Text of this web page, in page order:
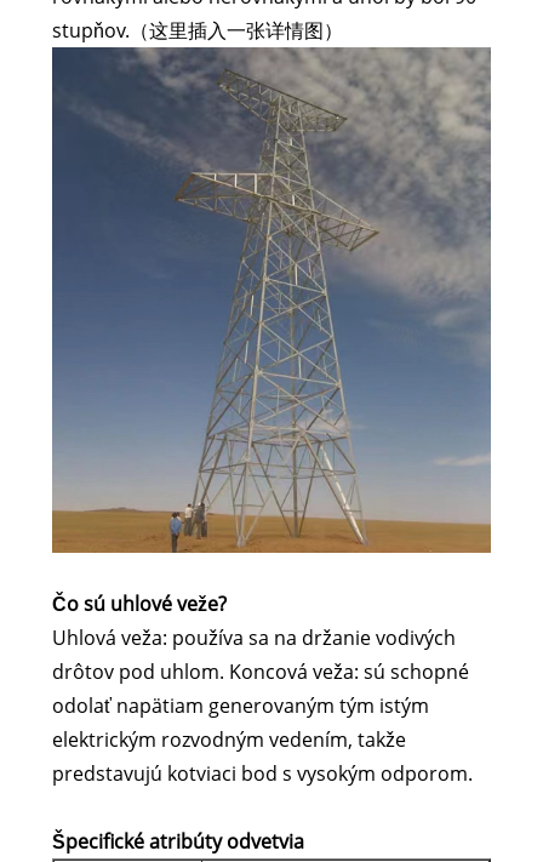
stupňov.（这里插入一张详情图）
Čo sú uhlové veže?
Uhlová veža: používa sa na držanie vodivých
drôtov pod uhlom. Koncová veža: sú schopné
odolať napätiam generovaným tým istým
elektrickým rozvodným vedením, takže
predstavujú kotviaci bod s vysokým odporom.
Špecifické atribúty odvetvia